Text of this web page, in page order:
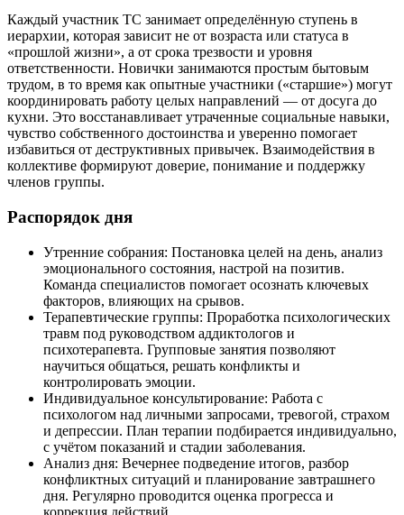
Каждый участник ТС занимает определённую ступень в
иерархии, которая зависит не от возраста или статуса в
«прошлой жизни», а от срока трезвости и уровня
ответственности. Новички занимаются простым бытовым
трудом, в то время как опытные участники («старшие») могут
координировать работу целых направлений — от досуга до
кухни. Это восстанавливает утраченные социальные навыки,
чувство собственного достоинства и уверенно помогает
избавиться от деструктивных привычек. Взаимодействия в
коллективе формируют доверие, понимание и поддержку
членов группы.
Распорядок дня
Утренние собрания: Постановка целей на день, анализ
эмоционального состояния, настрой на позитив.
Команда специалистов помогает осознать ключевых
факторов, влияющих на срывов.
Терапевтические группы: Проработка психологических
травм под руководством аддиктологов и
психотерапевта. Групповые занятия позволяют
научиться общаться, решать конфликты и
контролировать эмоции.
Индивидуальное консультирование: Работа с
психологом над личными запросами, тревогой, страхом
и депрессии. План терапии подбирается индивидуально,
с учётом показаний и стадии заболевания.
Анализ дня: Вечернее подведение итогов, разбор
конфликтных ситуаций и планирование завтрашнего
дня. Регулярно проводится оценка прогресса и
коррекция действий.